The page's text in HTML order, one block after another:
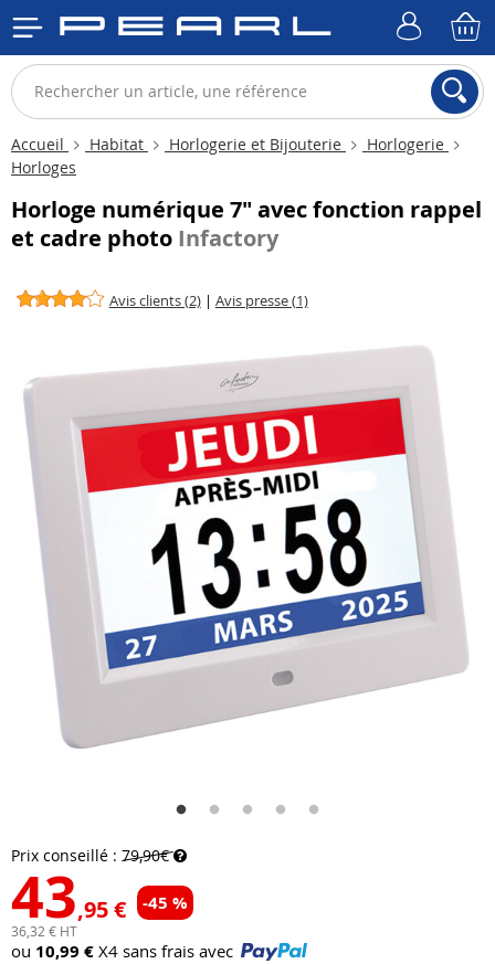
Accueil Habitat Horlogerie et Bijouterie
Horlogerie
Horloges
Horloge numérique 7" avec fonction rappel
et cadre photo Infactory
Avis clients (2) | Avis presse (1)
Prix conseillé : 79,90€
43,95 € -45 %
36,32 € HT
ou 10,99 € X4 sans frais avec